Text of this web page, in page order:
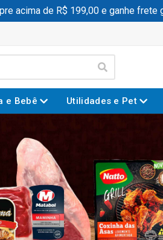
de R$ 199,00 e ganhe frete grátis
e Bebê Utilidades e Pet